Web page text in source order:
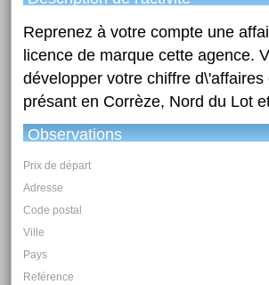
Reprenez à votre compte une
licence de marque cette agence.
développer votre chiffre
présant en Corrèze, Nord du Lot
Observations
Prix de départ
Adresse
Code postal
Ville
Pays
Reférence